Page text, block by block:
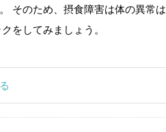
そのため、摂食障害は体の異常
をしてみましょう。